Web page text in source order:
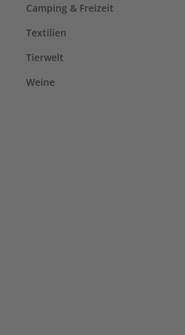
Camping & Freizeit
Textilien
Tierwelt
Weine